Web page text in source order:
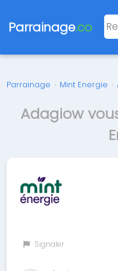
Parrainage.co
Parrainage › Mint Energie ›
Adagiow
Signaler